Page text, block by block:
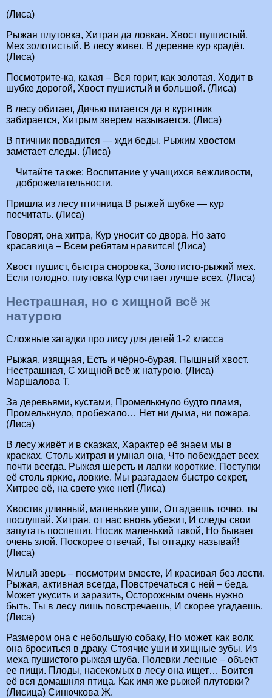
(Лиса)
Рыжая плутовка, Хитрая да ловкая. Хвост пушистый,
Мех золотистый. В лесу живет, В деревне кур крадёт.
(Лиса)
Посмотрите-ка, какая – Вся горит, как золотая. Ходит в
шубке дорогой, Хвост пушистый и большой. (Лиса)
В лесу обитает, Дичью питается да в курятник
забирается, Хитрым зверем называется. (Лиса)
В птичник повадится — жди беды. Рыжим хвостом
заметает следы. (Лиса)
Читайте также: Воспитание у учащихся вежливости,
доброжелательности.
Пришла из лесу птичница В рыжей шубке — кур
посчитать. (Лиса)
Говорят, она хитра, Кур уносит со двора. Но зато
красавица – Всем ребятам нравится! (Лиса)
Хвост пушист, быстра сноровка, Золотисто-рыжий мех.
Если голодно, плутовка Кур считает лучше всех. (Лиса)
Нестрашная, но с хищной всё ж
натурою
Сложные загадки про лису для детей 1-2 класса
Рыжая, изящная, Есть и чёрно-бурая. Пышный хвост.
Нестрашная, С хищной всё ж натурою. (Лиса)
Маршалова Т.
За деревьями, кустами, Промелькнуло будто пламя,
Промелькнуло, пробежало… Нет ни дыма, ни пожара.
(Лиса)
В лесу живёт и в сказках, Характер её знаем мы в
красках. Столь хитрая и умная она, Что побеждает всех
почти всегда. Рыжая шерсть и лапки короткие. Поступки
её столь яркие, ловкие. Мы разгадаем быстро секрет,
Хитрее её, на свете уже нет! (Лиса)
Хвостик длинный, маленькие уши, Отгадаешь точно, ты
послушай. Хитрая, от нас вновь убежит, И следы свои
запутать поспешит. Носик маленький такой, Но бывает
очень злой. Поскорее отвечай, Ты отгадку называй!
(Лиса)
Милый зверь – посмотрим вместе, И красивая без лести.
Рыжая, активная всегда, Повстречаться с ней – беда.
Может укусить и заразить, Осторожным очень нужно
быть. Ты в лесу лишь повстречаешь, И скорее угадаешь.
(Лиса)
Размером она с небольшую собаку, Но может, как волк,
она броситься в драку. Стоячие уши и хищные зубы. Из
меха пушистого рыжая шуба. Полевки лесные – объект
ее пищи. Плоды, насекомых в лесу она ищет… Боится
её вся домашняя птица. Как имя же рыжей плутовки?
(Лисица) Синючкова Ж.